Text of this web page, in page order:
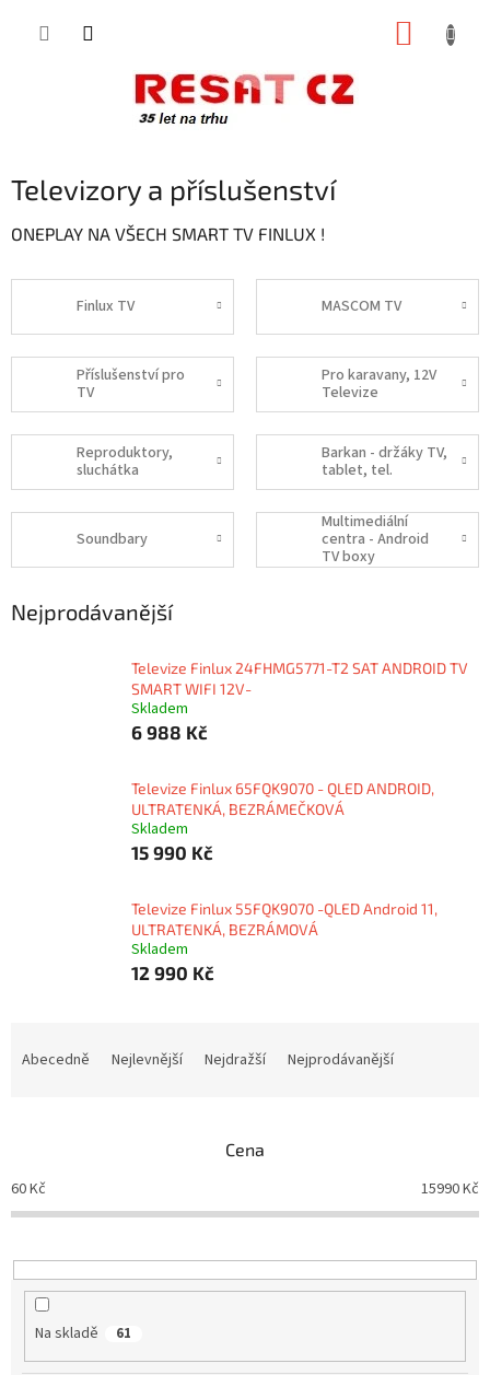
Televizory a příslušenství
ONEPLAY NA VŠECH SMART TV FINLUX !
Finlux TV MASCOM TV
Příslušenství pro
TV
Pro karavany, 12V
Televize
Reproduktory,
sluchátka
Barkan - držáky TV,
tablet, tel.
Soundbary
Multimediální
centra - Android
TV boxy
Nejprodávanější
Televize Finlux 24FHMG5771-T2 SAT ANDROID TV
SMART WIFI 12V-
Skladem
6 988 Kč
Televize Finlux 65FQK9070 - QLED ANDROID,
ULTRATENKÁ, BEZRÁMEČKOVÁ
Skladem
15 990 Kč
Televize Finlux 55FQK9070 -QLED Android 11,
ULTRATENKÁ, BEZRÁMOVÁ
Skladem
12 990 Kč
p
u
Abecedně Nejlevnější Nejdražší Nejprodávanější
Cena
60Kč 15990Kč
Na skladě 61